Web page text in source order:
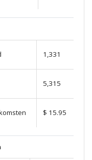
1,331
5,315
$ 15.95